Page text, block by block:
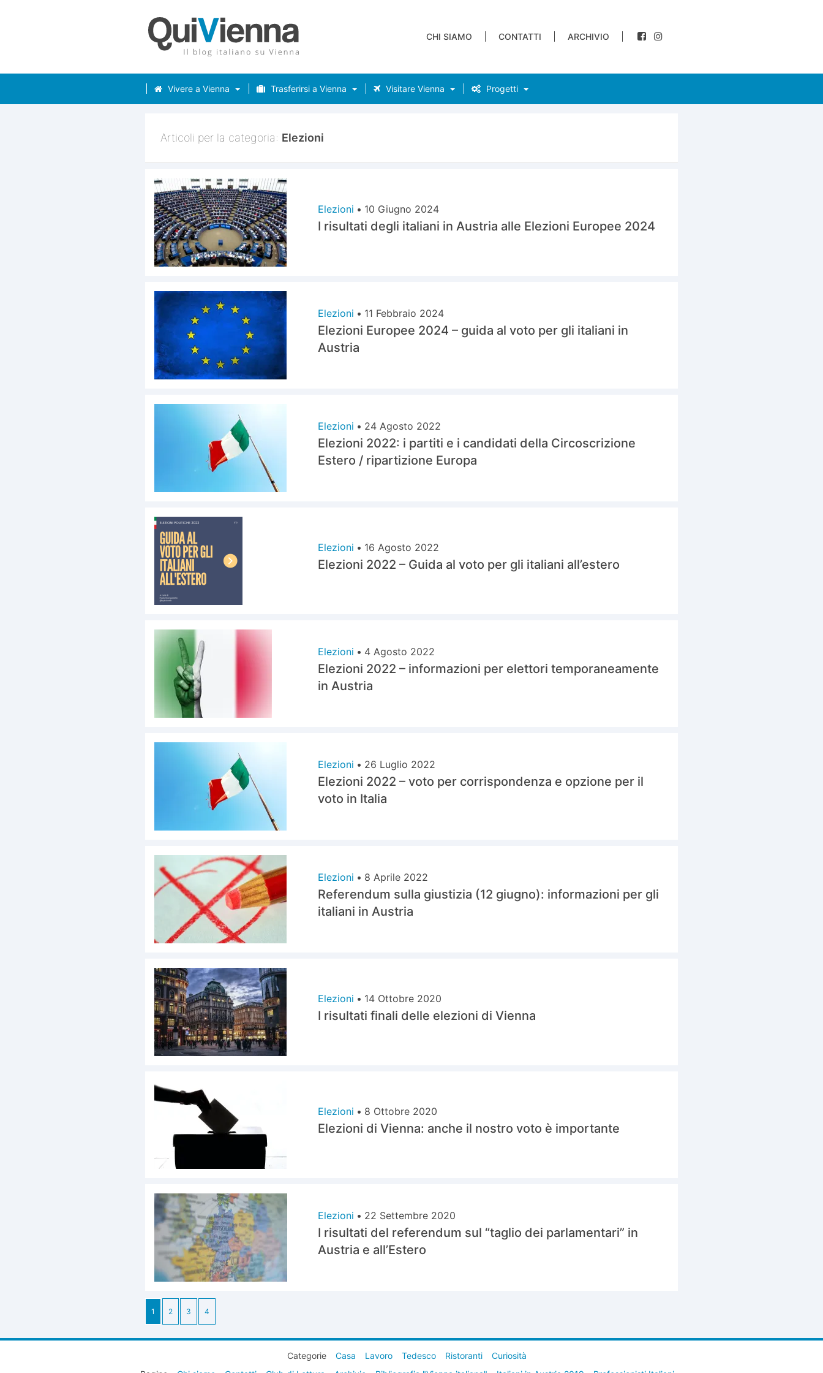
CHI SIAMO CONTATTI ARCHIVIO
Vivere a Vienna Trasferirsi a Vienna Visitare Vienna Progetti
Articoli per la categoria: Elezioni
Elezioni • 10 Giugno 2024
I risultati degli italiani in Austria alle Elezioni Europee 2024
Elezioni • 11 Febbraio 2024
Elezioni Europee 2024 – guida al voto per gli italiani in
Austria
Elezioni • 24 Agosto 2022
Elezioni 2022: i partiti e i candidati della Circoscrizione
Estero / ripartizione Europa
Elezioni • 16 Agosto 2022
Elezioni 2022 – Guida al voto per gli italiani all’estero
Elezioni • 4 Agosto 2022
Elezioni 2022 – informazioni per elettori temporaneamente
in Austria
Elezioni • 26 Luglio 2022
Elezioni 2022 – voto per corrispondenza e opzione per il
voto in Italia
Elezioni • 8 Aprile 2022
Referendum sulla giustizia (12 giugno): informazioni per gli
italiani in Austria
Elezioni • 14 Ottobre 2020
I risultati finali delle elezioni di Vienna
Elezioni • 8 Ottobre 2020
Elezioni di Vienna: anche il nostro voto è importante
Elezioni • 22 Settembre 2020
I risultati del referendum sul “taglio dei parlamentari” in
Austria e all’Estero
1 2 3 4
Categorie Casa Lavoro Tedesco Ristoranti
Curiosità